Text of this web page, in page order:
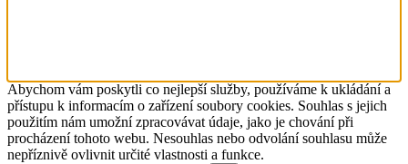
Abychom vám poskytli co nejlepší služby, používáme k ukládání a
přístupu k informacím o zařízení soubory cookies. Souhlas s jejich
použitím nám umožní zpracovávat údaje, jako je chování při
procházení tohoto webu. Nesouhlas nebo odvolání souhlasu může
nepříznivě ovlivnit určité vlastnosti a funkce.